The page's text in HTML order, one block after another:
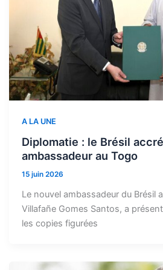
A LA UNE
Diplomatie : le Brésil
ambassadeur au Togo
15 juin 2026
Le nouvel ambassadeur du Brésil
Villafañe Gomes Santos, a
les copies figurées